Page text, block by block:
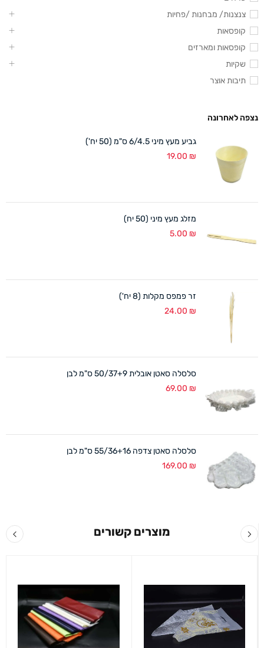
צנצנות/ מבחנות /פחיות
קופסאות
קופסאות ומארזים
שקיות
תיבות אוצר
נצפה לאחרונה
גביע מעץ מיני 6/4.5 ס"מ (50 יח')
19.00 ₪
מזלג מעץ מיני (50 יח)
5.00 ₪
זר פמפס מקלות (8 יח')
24.00 ₪
סלסלה סאטן אובלית 50/37+9 ס"מ לבן
69.00 ₪
סלסלה סאטן צדפה 55/36+16 ס"מ לבן
169.00 ₪
מוצרים קשורים